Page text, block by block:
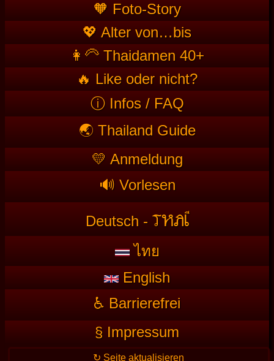
🧡 Foto-Story
💖 Alter von…bis
👩‍🦳 Thaidamen 40+
🔥 Like oder nicht?
ⓘ Infos / FAQ
🌏 Thailand Guide
💛 Anmeldung
🔊 Vorlesen
Deutsch - THAI
ไทย
English
♿ Barrierefrei
§ Impressum